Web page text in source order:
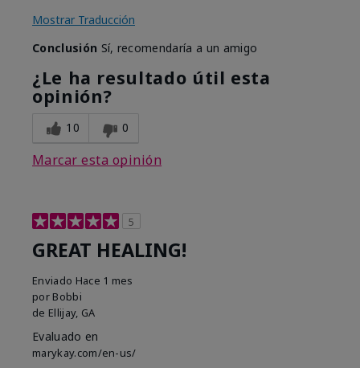
Mostrar Traducción
Conclusión Sí, recomendaría a un amigo
¿Le ha resultado útil esta
opinión?
10 0
Marcar esta opinión
5
GREAT HEALING!
Enviado Hace 1 mes
por Bobbi
de Ellijay, GA
Evaluado en
marykay.com/en-us/